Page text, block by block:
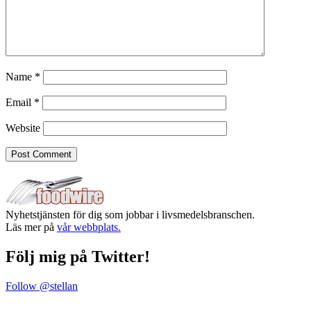
Name *
Email *
Website
Nyhetstjänsten för dig som jobbar i livsmedelsbranschen.
Läs mer på vår webbplats.
Följ mig på Twitter!
Follow @stellan